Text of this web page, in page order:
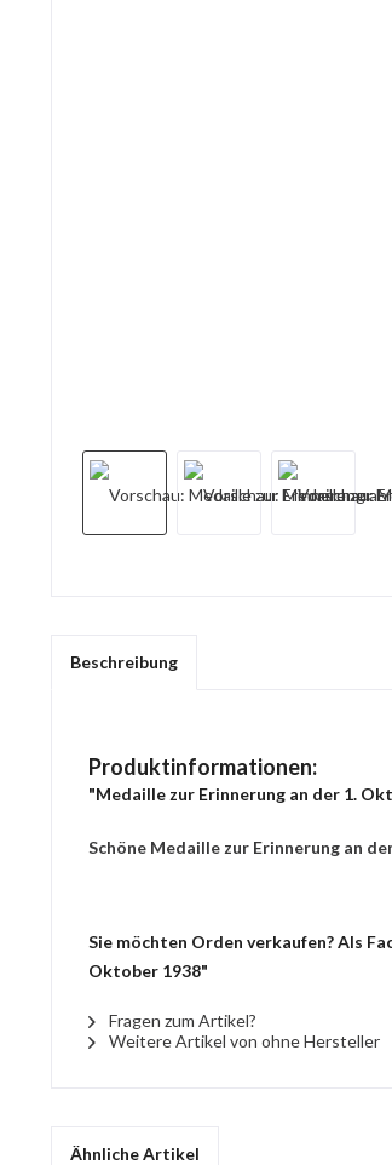
Beschreibung
Produktinformationen:
"Medaille zur Erinnerung an der 1.
Schöne Medaille zur Erinnerung an
Sie möchten Orden verkaufen? Als
Oktober 1938"
Fragen zum Artikel?
Weitere Artikel von ohne Hersteller
Ähnliche Artikel